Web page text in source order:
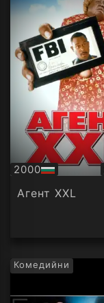
2000
БГ
аудио
Агент XXL
Комедийни